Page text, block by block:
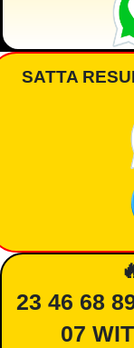
SATTA
23 46 68
07